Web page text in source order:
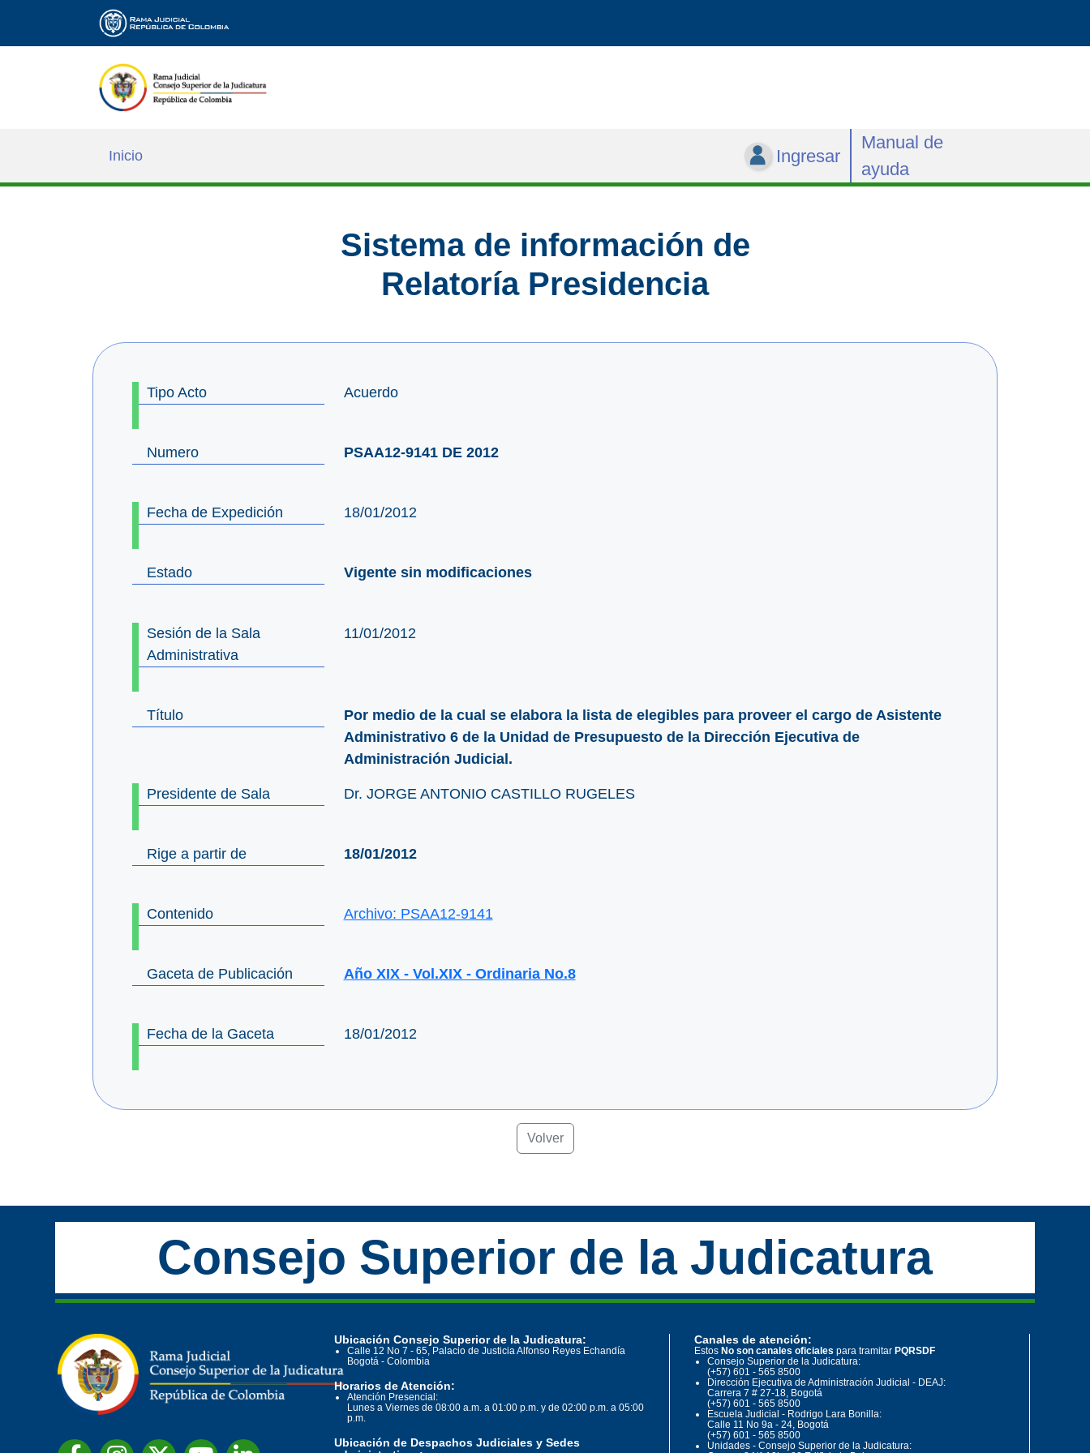
Inicio Ingresar
Manual de
ayuda
Sistema de información de
Relatoría Presidencia
Tipo Acto Acuerdo
Numero PSAA12-9141 DE 2012
Fecha de Expedición 18/01/2012
Estado Vigente sin modificaciones
Sesión de la Sala
Administrativa
11/01/2012
Título
Por medio de la cual se elabora la lista de elegibles para proveer el cargo de Asistente
Administrativo 6 de la Unidad de Presupuesto de la Dirección Ejecutiva de
Administración Judicial.
Presidente de Sala Dr. JORGE ANTONIO CASTILLO RUGELES
Rige a partir de 18/01/2012
Contenido Archivo: PSAA12-9141
Gaceta de Publicación Año XIX - Vol.XIX - Ordinaria No.8
Fecha de la Gaceta 18/01/2012
Volver
Consejo Superior de la Judicatura
Ubicación Consejo Superior de la Judicatura:
Calle 12 No 7 - 65, Palacio de Justicia Alfonso Reyes Echandía
Bogotá - Colombia
Horarios de Atención:
Atención Presencial:
Lunes a Viernes de 08:00 a.m. a 01:00 p.m. y de 02:00 p.m. a 05:00
p.m.
Ubicación de Despachos Judiciales y Sedes
Canales de atención:
Estos No son canales oficiales para tramitar PQRSDF
Consejo Superior de la Judicatura:
(+57) 601 - 565 8500
Dirección Ejecutiva de Administración Judicial - DEAJ:
Carrera 7 # 27-18, Bogotá
(+57) 601 - 565 8500
Escuela Judicial - Rodrigo Lara Bonilla:
Calle 11 No 9a - 24, Bogotá
(+57) 601 - 565 8500
Unidades - Consejo Superior de la Judicatura: